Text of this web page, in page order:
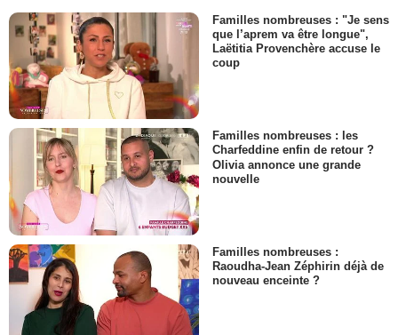
Familles nombreuses : "Je sens
que l’aprem va être longue",
Laëtitia Provenchère accuse le
coup
Familles nombreuses : les
Charfeddine enfin de retour ?
Olivia annonce une grande
nouvelle
Familles nombreuses :
Raoudha-Jean Zéphirin déjà de
nouveau enceinte ?